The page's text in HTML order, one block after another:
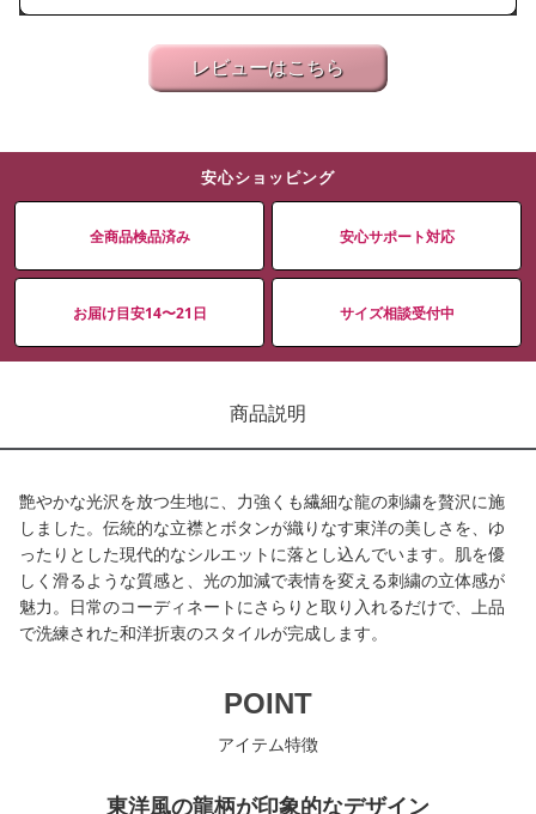
レビューはこちら
安心ショッピング
全商品検品済み 安心サポート対応
お届け目安14〜21日 サイズ相談受付中
商品説明
艶やかな光沢を放つ生地に、力強くも繊細な龍の刺繍を贅沢に施
しました。伝統的な立襟とボタンが織りなす東洋の美しさを、ゆ
ったりとした現代的なシルエットに落とし込んでいます。肌を優
しく滑るような質感と、光の加減で表情を変える刺繍の立体感が
魅力。日常のコーディネートにさらりと取り入れるだけで、上品
で洗練された和洋折衷のスタイルが完成します。
POINT
アイテム特徴
東洋風の龍柄が印象的なデザイン